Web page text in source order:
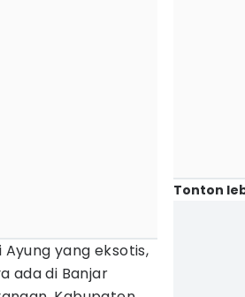
yang eksotis,
ada di Banjar
Tonton